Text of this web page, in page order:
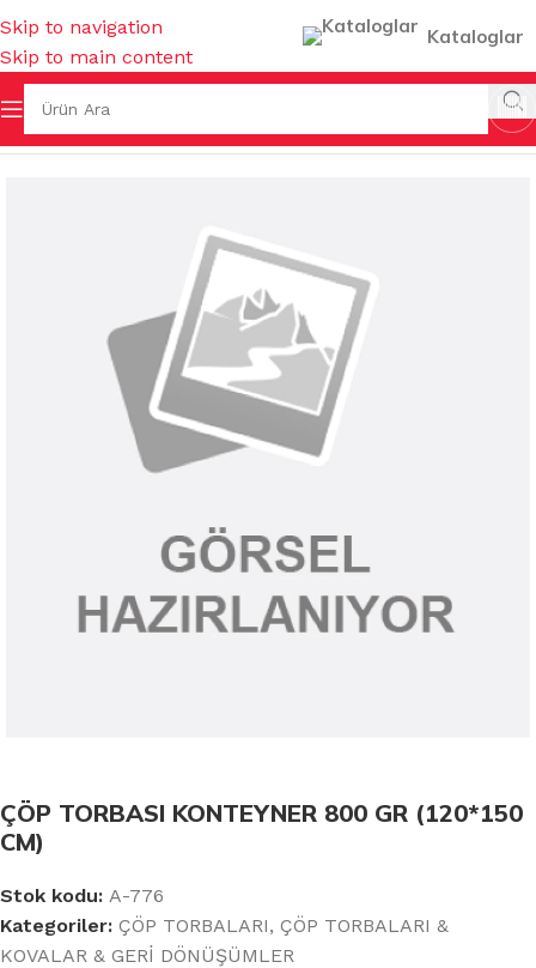
Skip to navigation
Skip to main content
Kataloglar
& KOVALAR & GERİ DÖNÜŞÜMLER ÇÖP TORBALARI
ÇÖP TORBASI KONTEYNER 800 GR (120*150
CM)
Stok kodu: A-776
Kategoriler: ÇÖP TORBALARI, ÇÖP TORBALARI &
KOVALAR & GERİ DÖNÜŞÜMLER